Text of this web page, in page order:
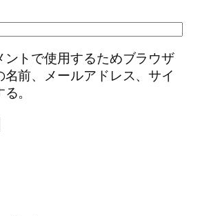
ントで使用するためブラウザ
名前、メールアドレス、サイ
。